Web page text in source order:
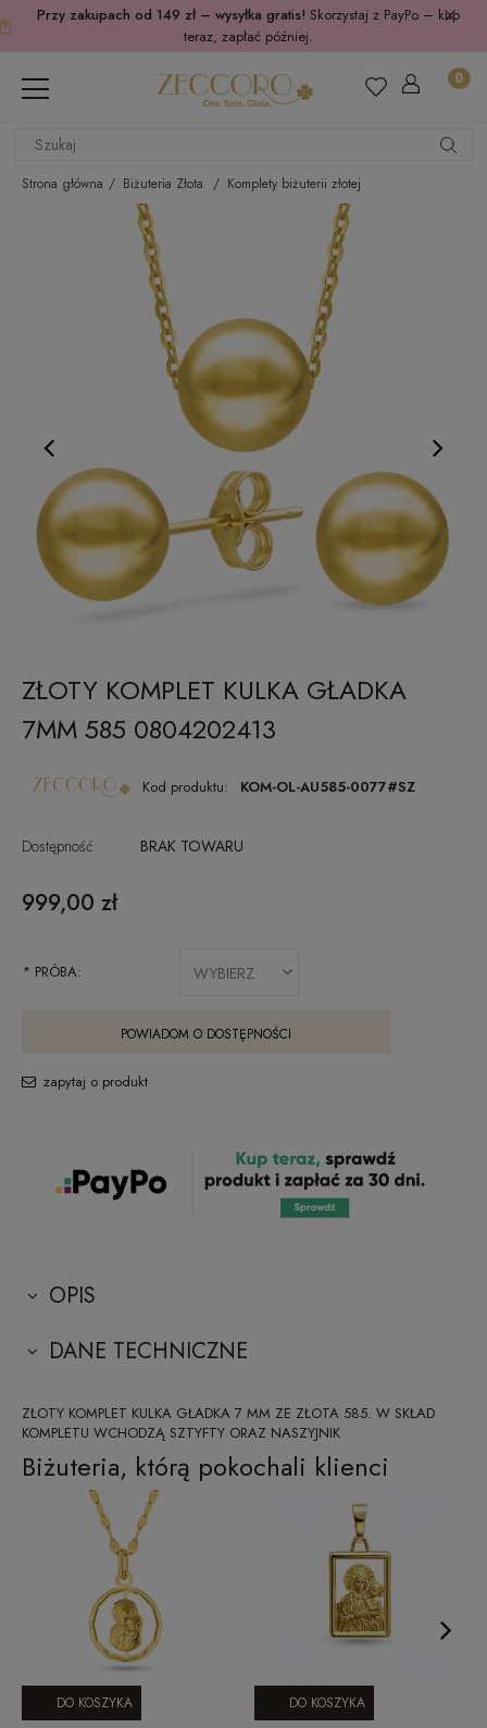
Przy zakupach od 149 zł – wysyłka gratis! Skorzystaj z PayPo – kup
teraz, zapłać później.
Strona główna Biżuteria Złota Komplety biżuterii złotej
ZŁOTY KOMPLET KULKA GŁADKA
7MM 585 0804202413
Kod produktu: KOM-OL-AU585-0077#SZ
Dostępność: BRAK TOWARU
999,00 zł
* PRÓBA:
POWIADOM O DOSTĘPNOŚCI
zapytaj o produkt
OPIS
DANE TECHNICZNE
ZŁOTY KOMPLET KULKA GŁADKA 7 MM ZE ZŁOTA 585. W SKŁAD
KOMPLETU WCHODZĄ SZTYFTY ORAZ NASZYJNIK
Biżuteria, którą pokochali klienci
DO KOSZYKA DO KOSZYKA